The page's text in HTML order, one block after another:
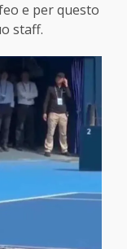
e per questo
staff.